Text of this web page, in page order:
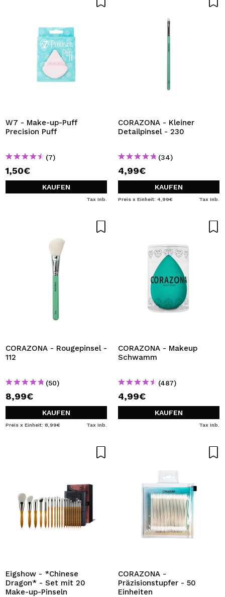
W7 - Make-up-Puff
Precision Puff
(7)
1,50€
KAUFEN
Tax Inb.
CORAZONA - Kleiner
Detailpinsel - 230
(34)
4,99€
KAUFEN
Preis x Einheit: 4,99€ Tax Inb.
CORAZONA - Rougepinsel -
112
(50)
8,99€
KAUFEN
Preis x Einheit: 8,99€ Tax Inb.
CORAZONA - Makeup
Schwamm
(487)
4,99€
KAUFEN
Tax Inb.
Eigshow - *Chinese
Dragon* - Set mit 20
Make-up-Pinseln
CORAZONA -
Präzisionstupfer - 50
Einheiten